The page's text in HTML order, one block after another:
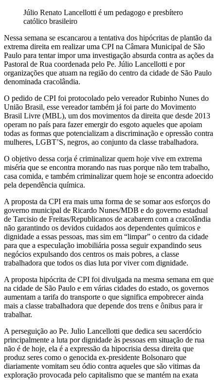
LANCELLOTTI,
VAMOS
FORTALECER
A
LUTA
DA
QUAL
ELE
FAZ
PARTE
CONTRA
UM
SISTEMA
QUE
PROVOCA
MISÉRIA,
VIOLÊNCIA
E
MORTE
Júlio Renato Lancellotti é um pedagogo e presbítero
católico brasileiro
Nessa semana se escancarou a tentativa dos hipócritas de plantão da
extrema direita em realizar uma CPI na Câmara Municipal de São
Paulo para tentar impor uma investigação absurda contra as ações da
Pastoral de Rua coordenada pelo Pe. Júlio Lancellotti e por
organizações que atuam na região do centro da cidade de São Paulo
denominada cracolândia.
O pedido de CPI foi protocolado pelo vereador Rubinho Nunes do
União Brasil, esse vereador também já foi parte do Movimento
Brasil Livre (MBL), um dos movimentos da direita que desde 2013
operam no país para fazer emergir do esgoto aqueles que apoiam
todas as formas que potencializam a discriminação e opressão contra
mulheres, LGBT’S, negros, ao conjunto da classe trabalhadora.
O objetivo dessa corja é criminalizar quem hoje vive em extrema
miséria que se encontra morando nas ruas porque não tem trabalho,
casa comida, e também criminalizar quem hoje se encontra adoecido
pela dependência química.
A proposta da CPI era mais uma forma de se somar aos esforços do
governo municipal de Ricardo Nunes/MDB e do governo estadual
de Tarcisio de Freitas/Republicanos de acabarem com a cracolândia
não garantindo os devidos cuidados aos dependentes químicos e
dignidade a essas pessoas, mas sim em “limpar” o centro da cidade
para que a especulação imobiliária possa seguir expandindo seus
negócios expulsando dos centros os mais pobres, a classe
trabalhadora que todos os dias luta por viver com dignidade.
A proposta hipócrita de CPI foi divulgada na mesma semana em que
na cidade de São Paulo e em várias cidades do estado, os governos
aumentam a tarifa do transporte o que significa empobrecer ainda
mais a classe trabalhadora que depende dos trens e ônibus para ir
trabalhar.
A perseguição ao Pe. Julio Lancellotti que dedica seu sacerdócio
principalmente a luta por dignidade às pessoas em situação de rua
não é de hoje, ela é a expressão da hipocrisia dessa direita que
produz seres como o genocida ex-presidente Bolsonaro que
diariamente vomitam seu ódio contra aqueles que são vitimas da
exploração provocada pelo capitalismo que se mantém na exata